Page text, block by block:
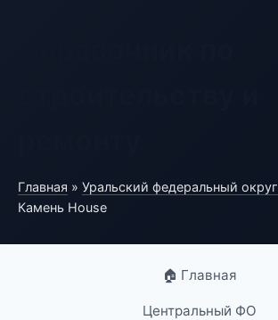
Главная » Уральский федеральный округ
Камень House
🏠 Главная
Центральный ФО